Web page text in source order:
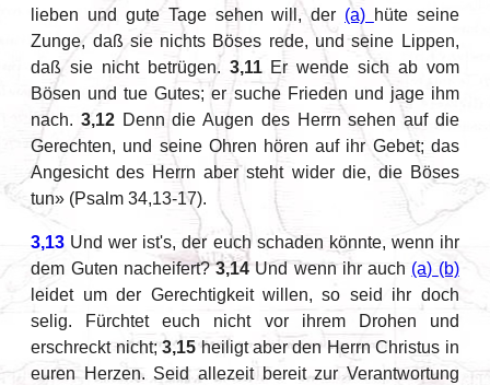
lieben und gute Tage sehen will, der (a) hüte seine
Zunge, daß sie nichts Böses rede, und seine Lippen,
daß sie nicht betrügen. 3,11Er wende sich ab vom
Bösen und tue Gutes; er suche Frieden und jage ihm
nach.3,12 Denn die Augen des Herrn sehen auf die
Gerechten, und seine Ohren hören auf ihr Gebet; das
Angesicht des Herrn aber steht wider die, die Böses
tun» (Psalm 34,13-17).
3,13 Und wer ist's, der euch schaden könnte, wenn ihr
dem Guten nacheifert?3,14Und wenn ihr auch (a) (b)
leidet um der Gerechtigkeit willen, so seid ihr doch
selig. Fürchtet euch nicht vor ihrem Drohen und
erschreckt nicht;3,15heiligt aber den Herrn Christus in
euren Herzen. Seid allezeit bereit zur Verantwortung